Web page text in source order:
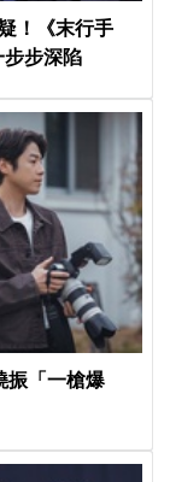
！《末行手
步深陷
振「一槍爆